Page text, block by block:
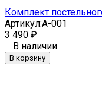
Комплект
Артикул:A-001
3 490 ₽
В наличии
В корзину